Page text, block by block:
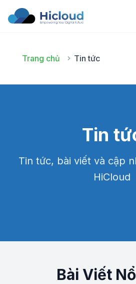
Trang chủ Tin tức
Tin
Tin tức, bài viết và cập
HiCloud
Bài Viết